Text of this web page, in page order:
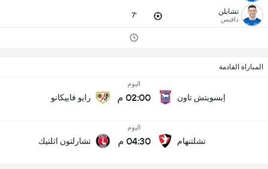
تشابلن
دافيس 7'
المباراة القادمة
إبسويتش تاون
اليوم
02:00 م رايو فاييكانو
تشلتنهام
اليوم
04:30 م تشارلتون اثلتيك